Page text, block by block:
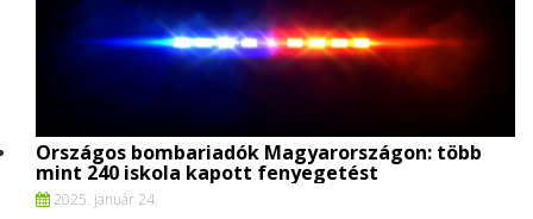
Országos bombariadók Magyarországon: több
mint 240 iskola kapott fenyegetést
2025. január 24.